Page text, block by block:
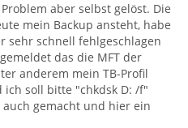
aber selbst gelöst. Die
mein Backup ansteht, habe
sehr schnell fehlgeschlagen
das die MFT der
anderem mein TB-Profil
soll bitte "chkdsk D: /f"
gemacht und hier ein